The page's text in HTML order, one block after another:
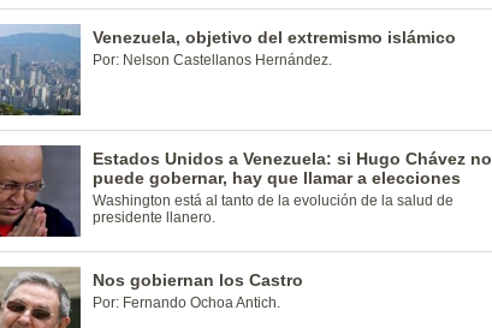
Venezuela, objetivo del extremismo islámico
Por: Nelson Castellanos Hernández.
Estados Unidos a Venezuela: si Hugo Chávez no
puede gobernar, hay que llamar a elecciones
Washington está al tanto de la evolución de la salud de
presidente llanero.
Nos gobiernan los Castro
Por: Fernando Ochoa Antich.